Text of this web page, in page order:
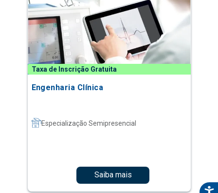
Taxa de Inscrição Gratuita
Engenharia Clínica
Especialização Semipresencial
Saiba mais